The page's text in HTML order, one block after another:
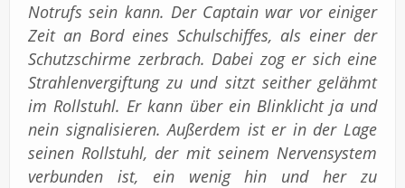
Notrufs sein kann. Der Captain war vor einiger
Zeit an Bord eines Schulschiffes, als einer der
Schutzschirme zerbrach. Dabei zog er sich eine
Strahlenvergiftung zu und sitzt seither gelähmt
im Rollstuhl. Er kann über ein Blinklicht ja und
nein signalisieren. Außerdem ist er in der Lage
seinen Rollstuhl, der mit seinem Nervensystem
verbunden ist, ein wenig hin und her zu